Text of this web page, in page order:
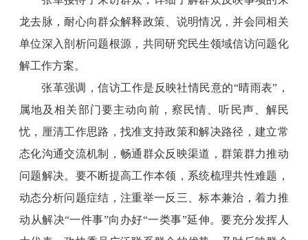
龙去脉，耐心向群众解释政策、说明情况，并会同相关
单位深入剖析问题根源，共同研究民生领域信访问题化
解工作方案。
张革强调，信访工作是反映社情民意的“晴雨表”，
属地及相关部门要主动向前，察民情、听民声、解民
忧，厘清工作思路，找准支持政策和解决路径，建立常
态化沟通交流机制，畅通群众反映渠道，群策群力推动
问题解决。要不断提高工作本领，系统梳理共性难题，
动态分析问题症结，注重举一反三、标本兼治，着力推
动从解决“一件事”向办好“一类事”延伸。要充分发挥人